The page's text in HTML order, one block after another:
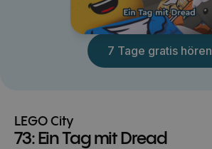
7 Tage gratis hören
LEGO City
73: Ein Tag mit Dread